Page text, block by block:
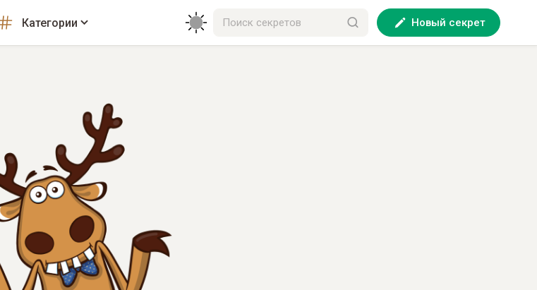
Категории Новый секрет